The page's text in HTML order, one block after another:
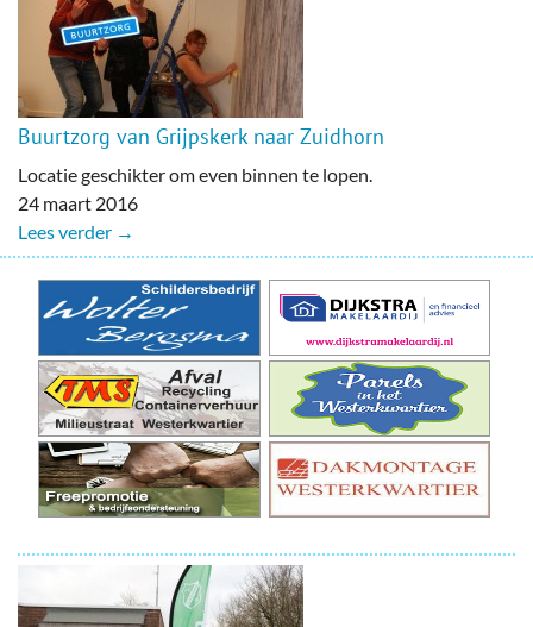
Buurtzorg van Grijpskerk naar Zuidhorn
Locatie geschikter om even binnen te lopen.
24 maart 2016
Lees verder →